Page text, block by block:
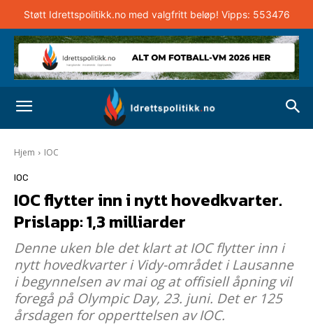
Støtt Idrettspolitikk.no med valgfritt beløp! Vipps: 553476
Hjem IOC
IOC
IOC flytter inn i nytt hovedkvarter.
Prislapp: 1,3 milliarder
Denne uken ble det klart at IOC flytter inn i
nytt hovedkvarter i Vidy-området i Lausanne
i begynnelsen av mai og at offisiell åpning vil
foregå på Olympic Day, 23. juni. Det er 125
årsdagen for opperttelsen av IOC.